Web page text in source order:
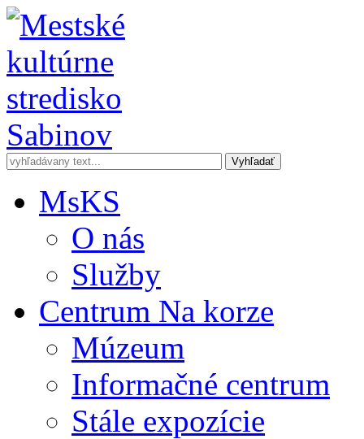
MsKS
O nás
Služby
Centrum Na korze
Múzeum
Informačné centrum
Stále expozície